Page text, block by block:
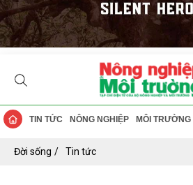
TIN TỨC NÔNG NGHIỆP MÔI TRƯỜNG
Đời sống Tin tức